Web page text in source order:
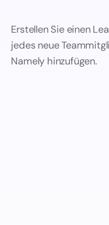
Erstellen Sie einen
jedes neue
Namely hinzufügen.